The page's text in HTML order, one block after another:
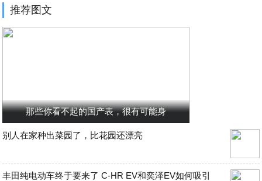
推荐图文
那些你看不起的国产表，很有可能身
别人在家种出菜园了，比花园还漂亮
丰田纯电动车终于要来了 C-HR EV和奕泽EV如何吸引